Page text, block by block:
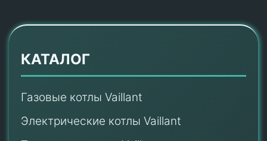
КАТАЛОГ
Газовые котлы Vaillant
Электрические котлы Vaillant